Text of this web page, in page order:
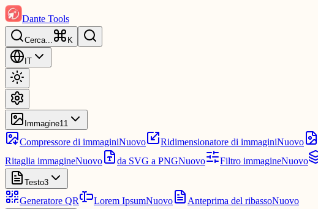
Dante Tools
Cerca... K
IT
Immagine11
Compressore di immaginiNuovo Ridimensionatore di immaginiNuovo
Ritaglia immagineNuovo da SVG a PNGNuovo Filtro immagineNuovo
Testo3
Generatore QR Lorem IpsumNuovo Anteprima del ribassoNuovo